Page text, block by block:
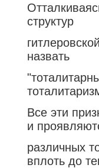
структур
назвать
Все эти
и
различных
вплоть до